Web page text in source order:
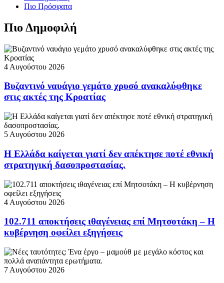
Πιο Πρόσφατα
Πιο Δημοφιλή
4 Αυγούστου 2026
Βυζαντινό ναυάγιο γεμάτο χρυσό ανακαλύφθηκε
στις ακτές της Κροατίας
5 Αυγούστου 2026
Η Ελλάδα καίγεται γιατί δεν απέκτησε ποτέ εθνική
στρατηγική δασοπροστασίας.
4 Αυγούστου 2026
102.711 αποκτήσεις ιθαγένειας επί Μητσοτάκη – Η
κυβέρνηση οφείλει εξηγήσεις
7 Αυγούστου 2026